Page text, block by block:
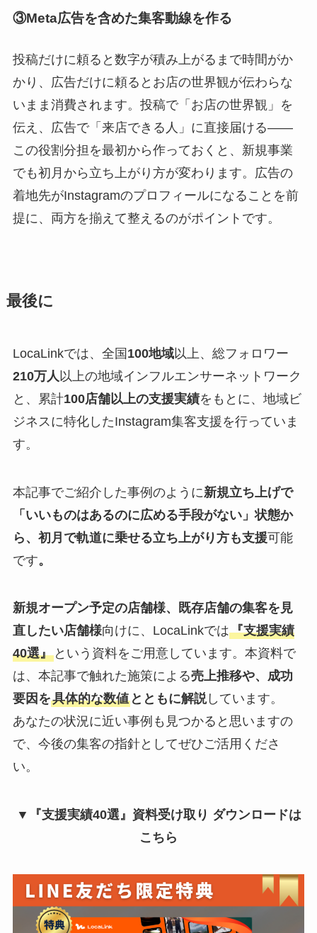
③Meta広告を含めた集客動線を作る
投稿だけに頼ると数字が積み上がるまで時間がか
かり、広告だけに頼るとお店の世界観が伝わらな
いまま消費されます。投稿で「お店の世界観」を
伝え、広告で「来店できる人」に直接届ける――
この役割分担を最初から作っておくと、新規事業
でも初月から立ち上がり方が変わります。広告の
着地先がInstagramのプロフィールになることを前
提に、両方を揃えて整えるのがポイントです。
最後に
LocaLinkでは、全国 100地域以上、総フォロワー
210万人 以上の地域インフルエンサーネットワーク
と、累計100店舗以上の支援実績をもとに、地域ビ
ジネスに特化したInstagram集客支援を行っていま
す。
本記事でご紹介した事例のように新規立ち上げで
「いいものはあるのに広める手段がない」状態か
ら、初月で軌道に乗せる立ち上がり方も支援可能
です。
新規オープン予定の店舗様、既存店舗の集客を見
直したい店舗様向けに、LocaLinkでは『支援実績
40選』という資料をご用意しています。本資料で
は、本記事で触れた施策による売上推移や、成功
要因を具体的な数値とともに解説しています。
あなたの状況に近い事例も見つかると思いますの
で、今後の集客の指針としてぜひご活用くださ
い。
▼『支援実績40選』資料受け取り ダウンロードは
こちら